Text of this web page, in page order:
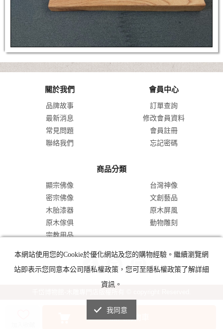
關於我們
品牌故事
最新消息
常見問題
聯絡我們
會員中心
訂單查詢
修改會員資料
會員註冊
忘記密碼
商品分類
顯宗佛像
台灣神像
密宗佛像
文創藝品
木胎漆器
原木屏風
原木傢俱
動物雕刻
宗教用品
本網站使用您的Cookie於優化網站及您的購物經驗。繼續瀏覽網
站即表示您同意本公司隱私權政策，您可至隱私權政策了解詳細
資訊。
我同意